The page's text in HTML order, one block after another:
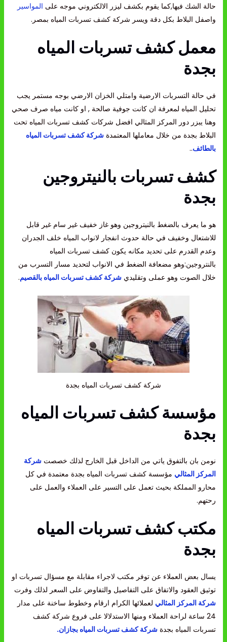
حالة الشك فيها,كما يقوم بكشف ليزر الالكتروني موجه على المواسير
واصفل البلاط بكل دقة ويسر شركة كشف تسربات المياه بمصر.
معمل كشف تسربات المياه
بجدة
في حالة التسربات الارضية وامتلي الخزان الارضي بوجه مستمر يجب
تحليل المياه لمعرفة ان كانت جوفية صالحة , او كانت مياه صرف صحي
وهنا يبزر دور المركز المثالي افضل شركات كشف تسربات المياه تحت
البلاط بجدة من خلال معاملها المعتمدة شركة كشف تسربات المياه
بالطائف..
كشف تسربات بالنيتروجين
بجدة
هو ما يعرف بالضغط بالنيتروجين وهو غاز خفيف غير سام غير قابل
للاشتعال وخفيف في حالة حدوث انفجار لانواب المياه خلف الجدران
وعدم القدرم على تحديد مكانه يكون كشف تسربات المياه
بالنتروجين:وهو مضعافة الضغط في الانواب لتحديد مسار التسرب من
خلال الصوت وهو عملى وتقليدي شركة كشف تسربات المياه بالقصيم.
شركة كشف تسربات المياه بجدة
مؤسسة كشف تسربات المياه
بجدة
نومن بان بالتفوق ياتي من الداخل قبل الخارج لذلك خصصت شركة
المركز المثالي مؤسسة كشف تسربات المياه بجدة معتمدة في كل
محارو المملكة بحيث تعمل على التسير على العملاء والعمل على
رحتهم.
مكتب كشف تسربات المياه
بجدة
يسال بعض العملاء عن توفر مكتب لاجراء مقابلة مع مسؤال تسربات او
توثيق العقود والاتفاق على التفاصيل والتفاوض على السعر لذلك وفرت
شركة المركز المثالي لعملائها الكرام ارقام وخطوط ساخنة على مدار
24 ساعة لراحة العملاء ومنها الاستدلالا على فروع شركة كشف
تسربات المياه بجدة شركة كشف تسربات المياه بجازان.